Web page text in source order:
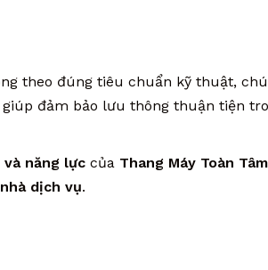
theo đúng tiêu chuẩn kỹ thuật,
đảm bảo lưu thông thuận tiện
năng lựccủa Thang Máy Toàn Tâm
dịch vụ.